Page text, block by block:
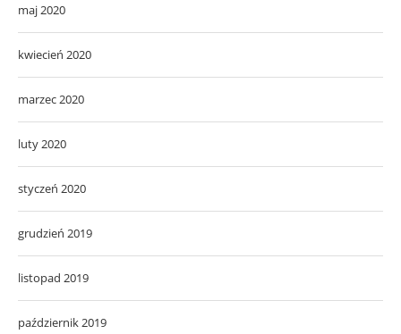
maj 2020
kwiecień 2020
marzec 2020
luty 2020
styczeń 2020
grudzień 2019
listopad 2019
październik 2019